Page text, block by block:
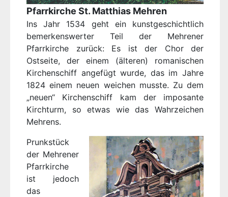
Pfarrkirche St. Matthias Mehren
Ins Jahr 1534 geht ein kunstgeschichtlich
bemerkenswerter Teil der Mehrener
Pfarrkirche zurück: Es ist der Chor der
Ostseite, der einem (älteren) romanischen
Kirchenschiff angefügt wurde, das im Jahre
1824 einem neuen weichen musste. Zu dem
„neuen“ Kirchenschiff kam der imposante
Kirchturm, so etwas wie das Wahrzeichen
Mehrens.
Prunkstück
der Mehrener
Pfarrkirche
ist jedoch
das